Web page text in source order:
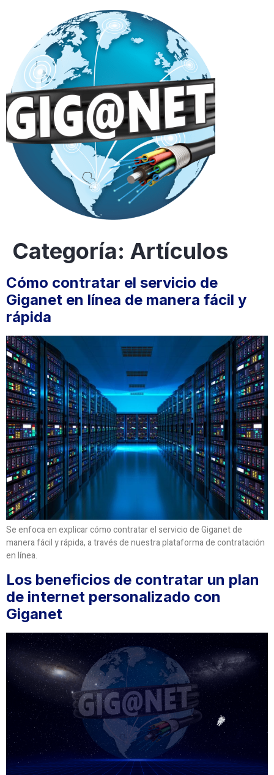
Categoría: Artículos
Cómo contratar el servicio de
Giganet en línea de manera fácil y
rápida
Se enfoca en explicar cómo contratar el servicio de Giganet de
manera fácil y rápida, a través de nuestra plataforma de contratación
en línea.
Los beneficios de contratar un plan
de internet personalizado con
Giganet